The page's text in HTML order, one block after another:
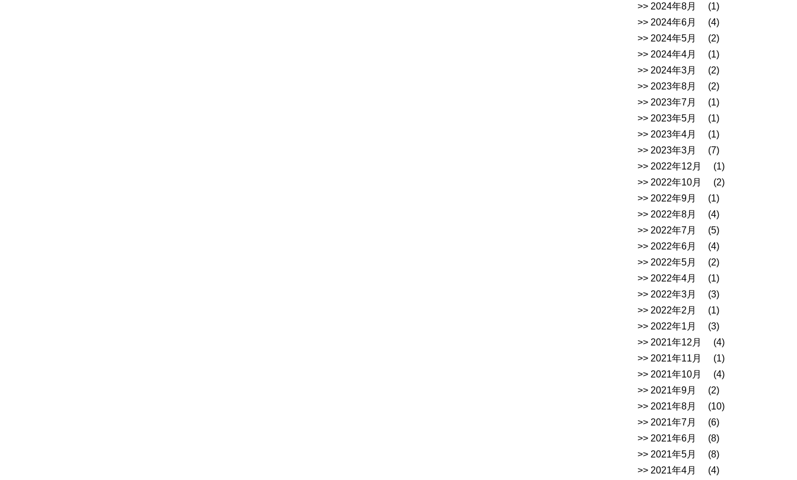
2024年8月
(1)
2024年6月
(4)
2024年5月
(2)
2024年4月
(1)
2024年3月
(2)
2023年8月
(2)
2023年7月
(1)
2023年5月
(1)
2023年4月
(1)
2023年3月
(7)
2022年12月
(1)
2022年10月
(2)
2022年9月
(1)
2022年8月
(4)
2022年7月
(5)
2022年6月
(4)
2022年5月
(2)
2022年4月
(1)
2022年3月
(3)
2022年2月
(1)
2022年1月
(3)
2021年12月
(4)
2021年11月
(1)
2021年10月
(4)
2021年9月
(2)
2021年8月
(10)
2021年7月
(6)
2021年6月
(8)
2021年5月
(8)
2021年4月
(4)